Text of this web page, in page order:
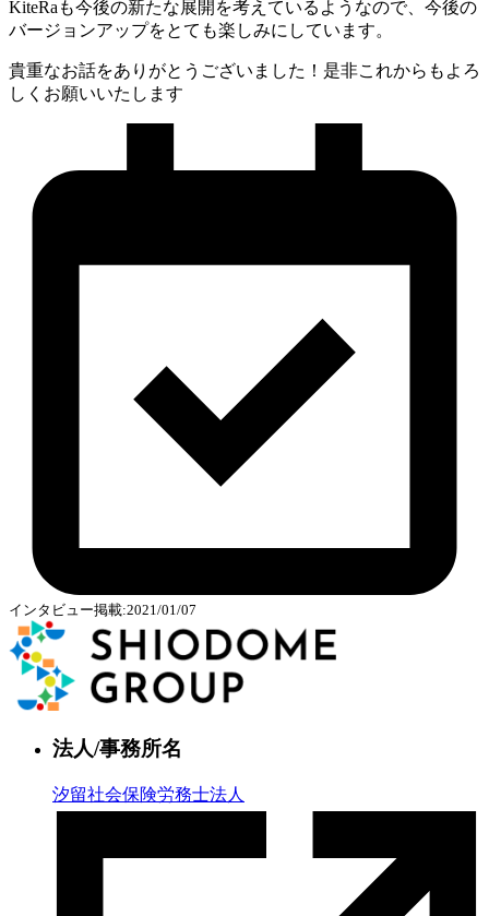
KiteRaも今後の新たな展開を考えているようなので、今後の
バージョンアップをとても楽しみにしています。
貴重なお話をありがとうございました！是非これからもよろ
しくお願いいたします
インタビュー掲載:2021/01/07
法人/事務所名
汐留社会保険労務士法人